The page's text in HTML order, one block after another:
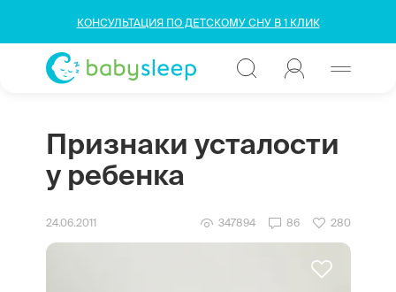
КОНСУЛЬТАЦИЯ ПО ДЕТСКОМУ СНУ В 1 КЛИК
Признаки усталости
у ребенка
24.06.2011 347894 86 280